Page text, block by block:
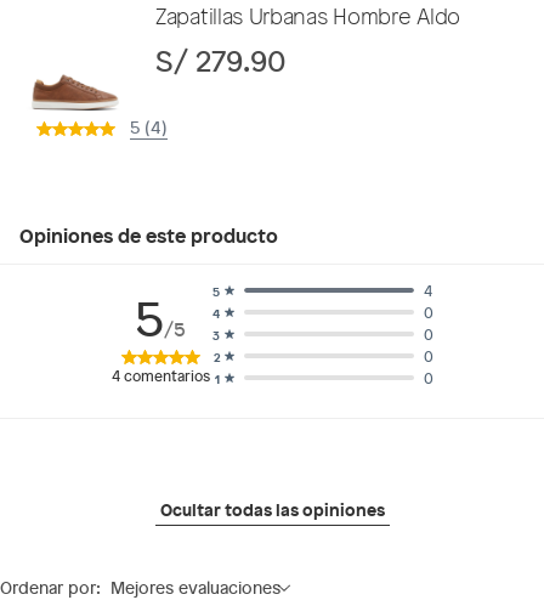
r
Zapatillas Urbanas Hombre Aldo
S/ 279.90
5 (4)
Opiniones de este producto
5/5
4 comentarios 1 0
2 0
3 0
4 0
5 4
Ocultar todas las opiniones
Ordenar por: Mejores evaluaciones